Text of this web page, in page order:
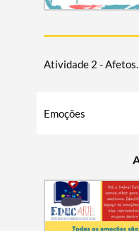
Categorias gerais
Atividade 2 -
Emoções